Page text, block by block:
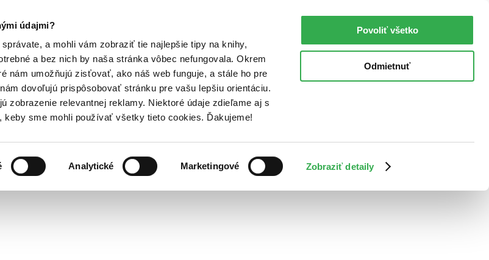
údajmi?
a mohli vám zobraziť tie najlepšie tipy na knihy,
a bez nich by naša stránka vôbec nefungovala. Okrem
nám umožňujú zisťovať, ako náš web funguje, a stále ho pre
dovoľujú prispôsobovať stránku pre vašu lepšiu orientáciu.
zobrazenie relevantnej reklamy. Niektoré údaje zdieľame aj s
keby sme mohli používať všetky tieto cookies. Ďakujeme!
Analytické Marketingové Zobraziť detaily
Povoliť všetko
Odmietnuť